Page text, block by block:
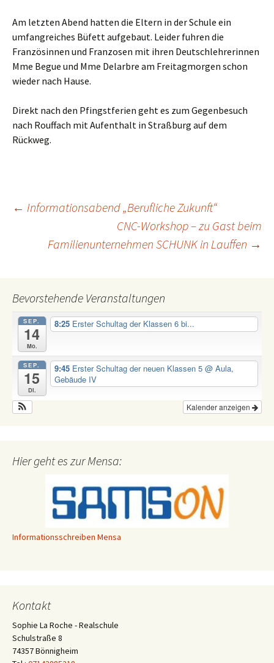
Am letzten Abend hatten die Eltern in der Schule ein
umfangreiches Büfett aufgebaut. Leider fuhren die
Französinnen und Franzosen mit ihren Deutschlehrerinnen
Mme Begue und Mme Delarbre am Freitagmorgen schon
wieder nach Hause.
Direkt nach den Pfingstferien geht es zum Gegenbesuch
nach Rouffach mit Aufenthalt in Straßburg auf dem
Rückweg.
Beitragsnavigation
← Informationsabend „Berufliche Zukunft“
CNC-Workshop – zu Gast beim
Familienunternehmen SCHUNK in Lauffen →
Bevorstehende Veranstaltungen
SEP.
14
Mo.
8:25 Erster Schultag der Klassen 6 bi...
SEP.
15
Di.
9:45 Erster Schultag der neuen Klassen 5 @ Aula,
Gebäude IV
Kalender anzeigen
Hier geht es zur Mensa:
Informationsschreiben Mensa
Kontakt
Sophie La Roche - Realschule
Schulstraße 8
74357 Bönnigheim